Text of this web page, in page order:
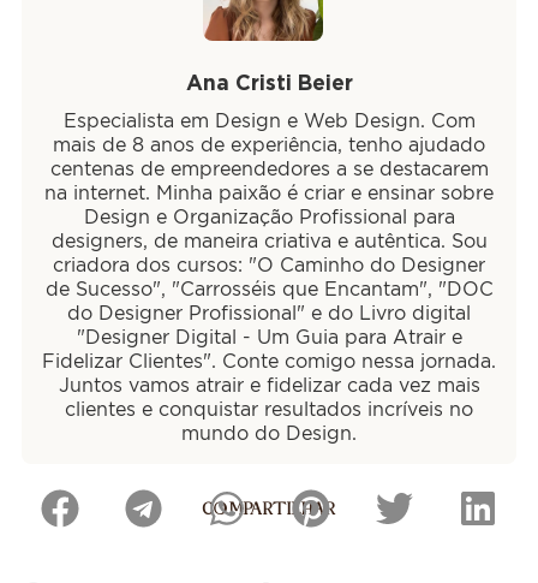
Ana Cristi Beier
Especialista em Design e Web Design. Com
mais de 8 anos de experiência, tenho ajudado
centenas de empreendedores a se destacarem
na internet. Minha paixão é criar e ensinar sobre
Design e Organização Profissional para
designers, de maneira criativa e autêntica. Sou
criadora dos cursos: "O Caminho do Designer
de Sucesso", "Carrosséis que Encantam", "DOC
do Designer Profissional" e do Livro digital
"Designer Digital - Um Guia para Atrair e
Fidelizar Clientes". Conte comigo nessa jornada.
Juntos vamos atrair e fidelizar cada vez mais
clientes e conquistar resultados incríveis no
mundo do Design.
COMPARTILHAR